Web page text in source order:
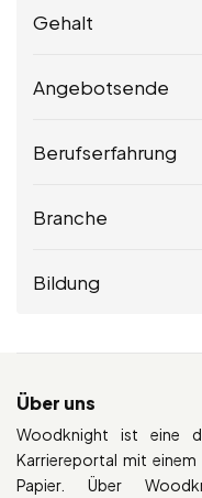
Gehalt
Angebotsende
Berufserfahrung
Branche
Bildung
Über uns
Woodknight ist eine
Karriereportal mit
Papier. Über